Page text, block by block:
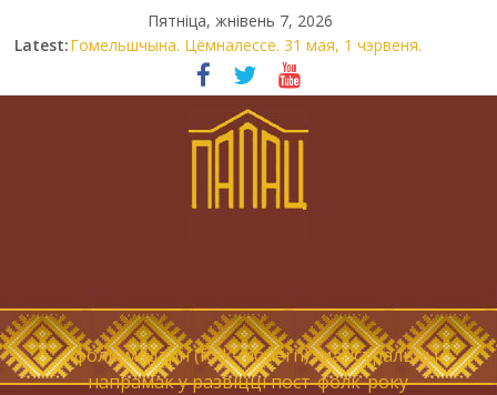
Пятніца, жнівень 7, 2026
Latest:Гомельшчына. Цёмналессе. 31 мая, 1 чэрвеня.
Нічога не дарэмна. Невыносна балюча нараджаецца
беларуская палітычная нацыя.
Запрашаем у інтравертнасць
… фолк-мадэрн (folk-modern), магістральны
напрамак у развіцці пост-фолк-року